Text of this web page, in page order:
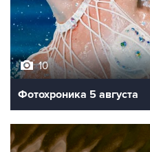
10
Фотохроника 5 августа